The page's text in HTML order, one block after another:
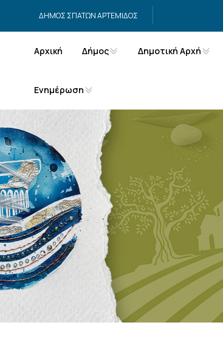
ΔΗΜΟΣ ΣΠΑΤΩΝ ΑΡΤΕΜΙΔΟΣ
Αρχική Δήμος Δημοτική Αρχή
Ενημέρωση